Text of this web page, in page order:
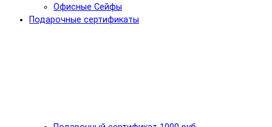
Офисные Сейфы
Подарочные сертификаты